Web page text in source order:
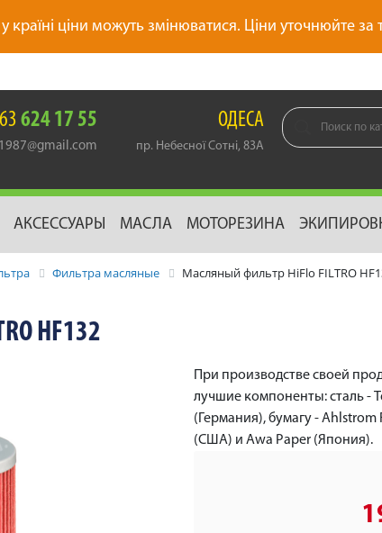
у країні ціни можуть змінюватися. Ціни уточнюйте
624 17 55 ОДЕСА
пр. Небесної Сотні, 83А
АКСЕССУАРЫ МАСЛА МОТОРЕЗИНА
Фильтра масляные Масляный фильтр HiFlo FILTRO
HF132
При производстве своей
лучшие компоненты: сталь -
(Германия), бумагу -
(США) и Awa Paper (Япония).